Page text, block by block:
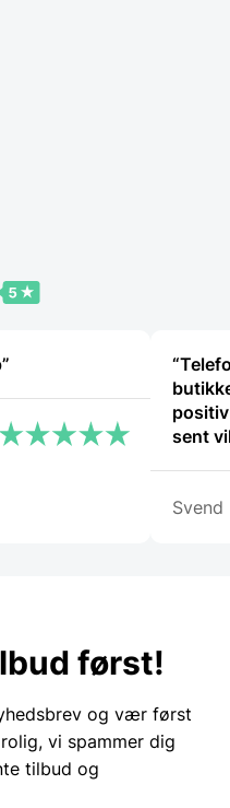
sent
Svend
først!
og vær først
vi spammer dig
tilbud og